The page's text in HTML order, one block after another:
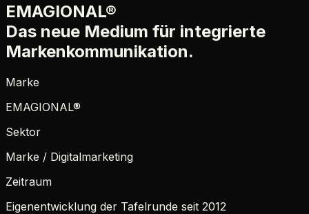
EMAGIONAL®
Das neue Medium für integrierte
Markenkommunikation.
Marke
EMAGIONAL®
Sektor
Marke / Digitalmarketing
Zeitraum
Eigenentwicklung der Tafelrunde seit 2012